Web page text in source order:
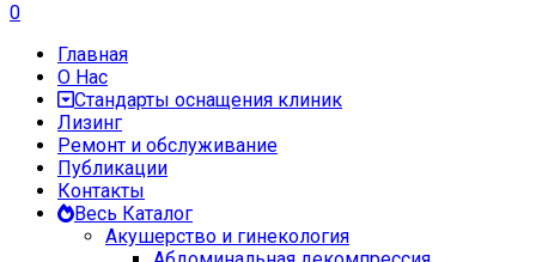
0
Главная
О Нас
Стандарты оснащения клиник
Лизинг
Ремонт и обслуживание
Публикации
Контакты
Весь Каталог
Акушерство и гинекология